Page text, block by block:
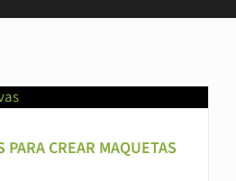
PARA CREAR MAQUETAS